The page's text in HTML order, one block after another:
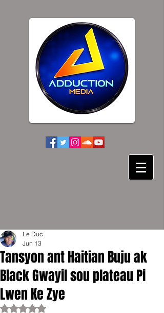
Tansyon ant Haitian Buju ak
Black Gwayil sou plateau Pi
Lwen Ke Zye
Le Duc
Jun 13
Rated NaN out of 5 stars.